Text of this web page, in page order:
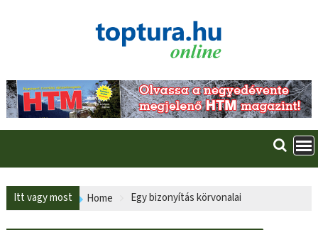
Itt vagy most Home Egy bizonyítás körvonalai